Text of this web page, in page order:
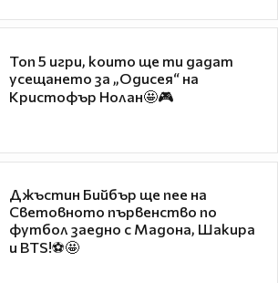
Топ 5 игри, които ще ти дадат
усещането за „Одисея“ на
Кристофър Нолан🤩🎮
Джъстин Бийбър ще пее на
Световното първенство по
футбол заедно с Мадона, Шакира
и BTS!⚽🤩